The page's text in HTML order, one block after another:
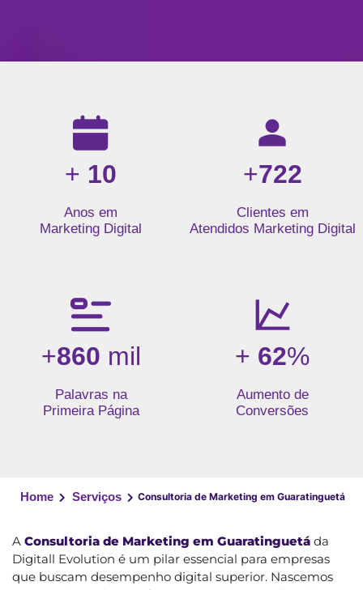
Resultados da nossa agência de marketing digital: mais
+ 10
Anos em
Marketing Digital
+722
Clientes em
Atendidos Marketing Digital
+860 mil
Palavras na
Primeira Página
+ 62%
Aumento de
Conversões
Home Serviços Consultoria de Marketing em Guaratinguetá
A Consultoria de Marketing em Guaratinguetá da
Digitall Evolution é um pilar essencial para empresas
que buscam desempenho digital superior. Nascemos